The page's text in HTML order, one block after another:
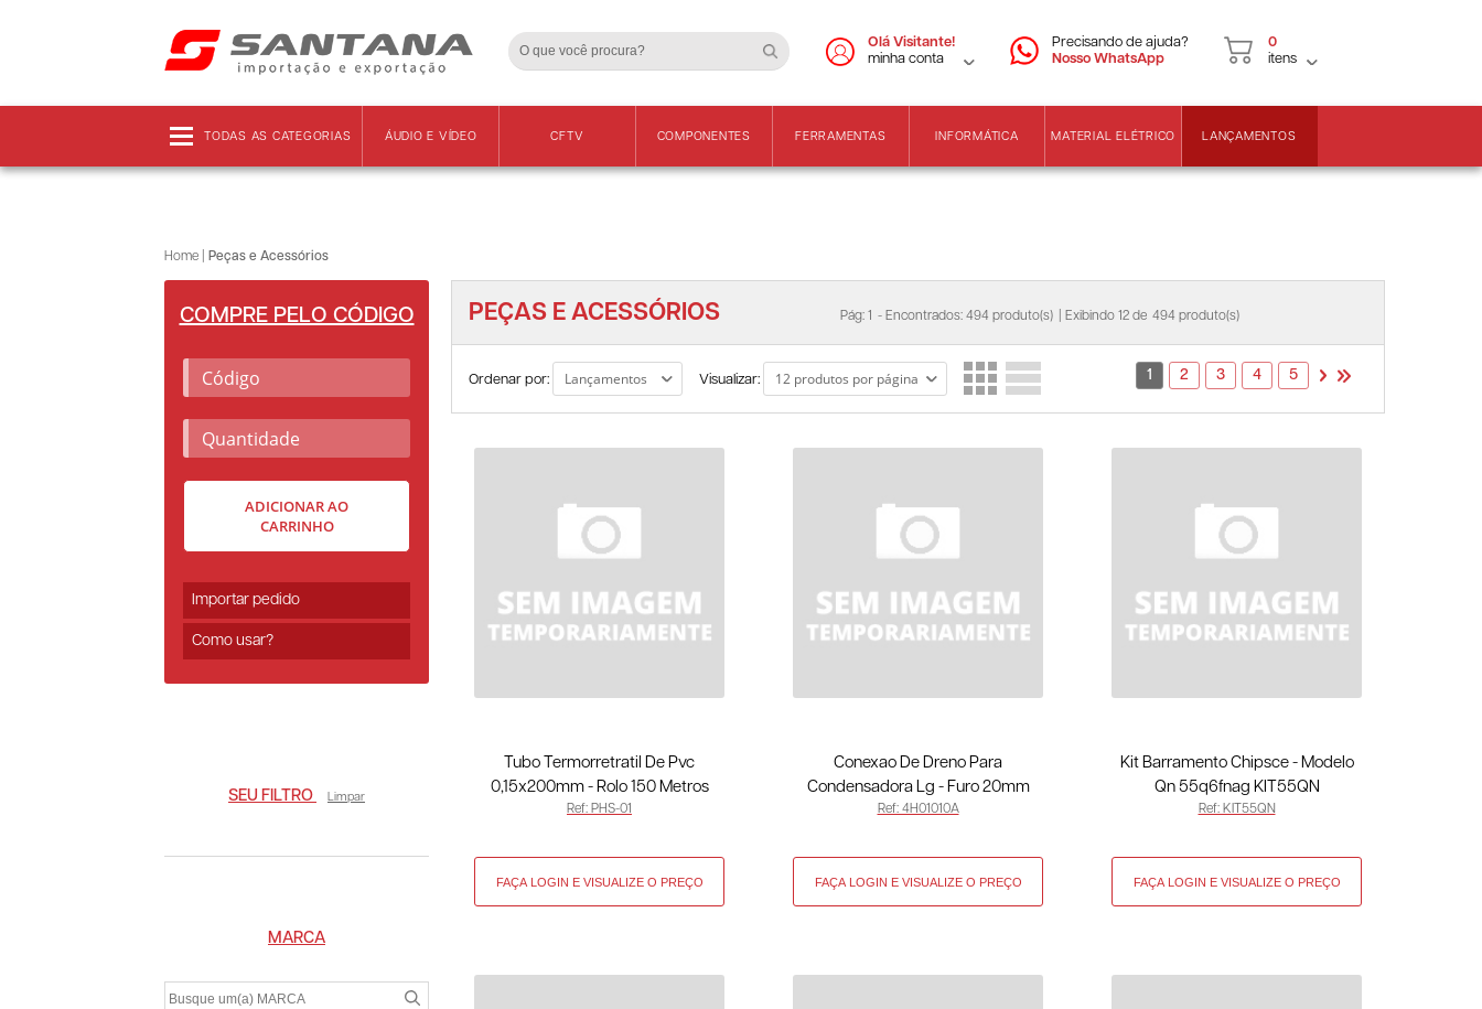
Olá Visitante!
minha conta
Precisando de ajuda?
Nosso WhatsApp
0
itens
TODAS AS CATEGORIAS ÁUDIO E VÍDEO CFTV COMPONENTES FERRAMENTAS INFORMÁTICA MATERIAL ELÉTRICO LANÇAMENTOS
Home Peças e Acessórios
COMPRE PELO CÓDIGO
ADICIONAR AO
CARRINHO
Importar pedido
Como usar?
SEU FILTRO Limpar
MARCA
PEÇAS E ACESSÓRIOS Pág: 1 - Encontrados: 494 produto(s) | Exibindo 12 de 494 produto(s)
Ordenar por: Visualizar: 1 2 3 4 5
Tubo Termorretratil De Pvc
0,15x200mm - Rolo 150 Metros
PHS-01
Ref: PHS-01
Conexao De Dreno Para
Condensadora Lg - Furo 20mm
4H01010A
Ref: 4H01010A
Kit Barramento Chipsce - Modelo
Qn 55q6fnag KIT55QN
Ref: KIT55QN